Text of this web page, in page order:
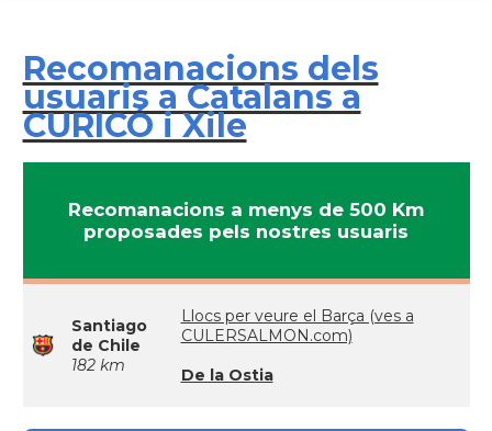
Recomanacions dels
usuaris a Catalans a
CURICÓ i Xile
Recomanacions a menys de 500 Km
proposades pels nostres usuaris
Santiago
de Chile
182 km
Llocs per veure el Barça (ves a
CULERSALMON.com)
De la Ostia